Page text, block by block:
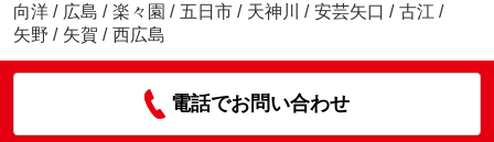
向洋 / 広島 / 楽々園 / 五日市 / 天神川 / 安芸矢口 / 古江 /
矢野 / 矢賀 / 西広島
電話でお問い合わせ